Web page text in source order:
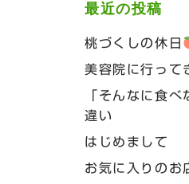
最近の投稿
桃づくしの休日
美容院に行って
「そんなに食べ
違い
はじめまして
お気に入りのお